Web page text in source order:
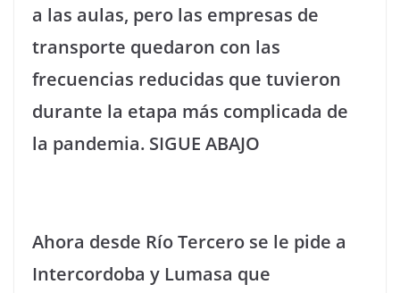
a las aulas, pero las empresas de
transporte quedaron con las
frecuencias reducidas que tuvieron
durante la etapa más complicada de
la pandemia. SIGUE ABAJO
Ahora desde Río Tercero se le pide a
Intercordoba y Lumasa que